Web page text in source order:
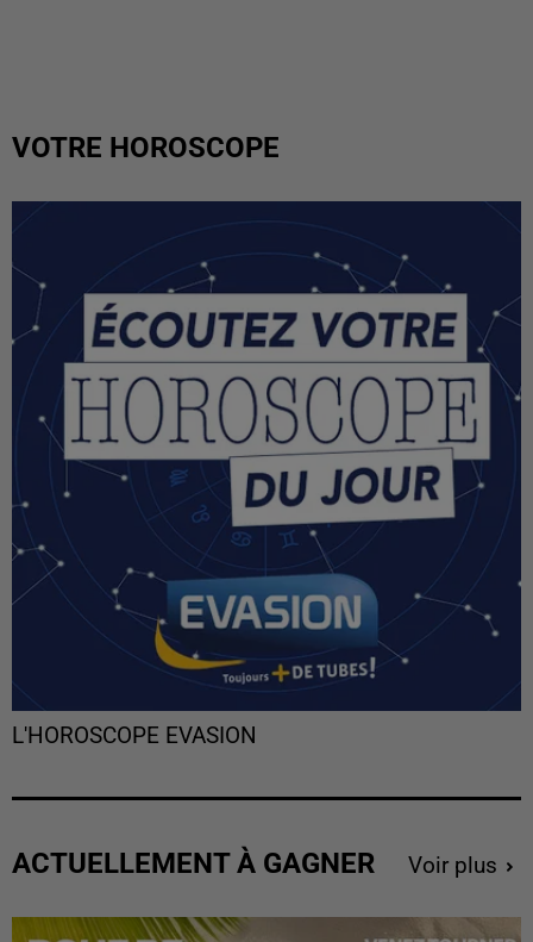
VOTRE HOROSCOPE
L'HOROSCOPE EVASION
ACTUELLEMENT À GAGNER Voir plus